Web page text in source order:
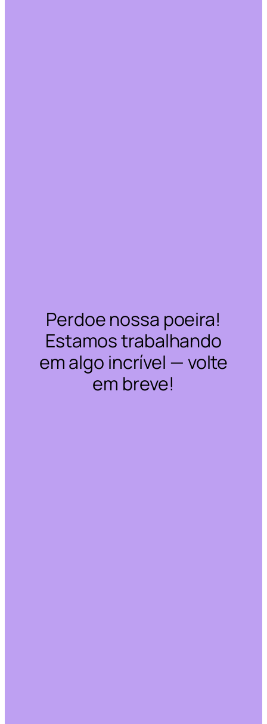
Perdoe nossa poeira!
Estamos trabalhando
em algo incrível — volte
em breve!